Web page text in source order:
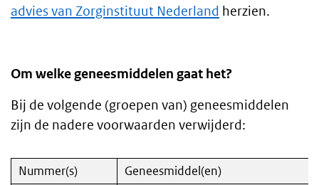
advies van Zorginstituut Nederland herzien.
Om welke geneesmiddelen gaat het?
Bij de volgende (groepen van) geneesmiddelen
zijn de nadere voorwaarden verwijderd:
Nummer(s)
Geneesmiddel(en)